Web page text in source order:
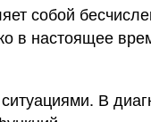
собой
в настоящее
В